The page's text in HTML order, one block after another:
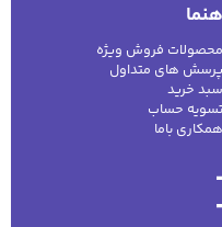
محصولات فروش ویژه
پرسش های متداول
سبد خرید
تسویه حساب
همکاری باما